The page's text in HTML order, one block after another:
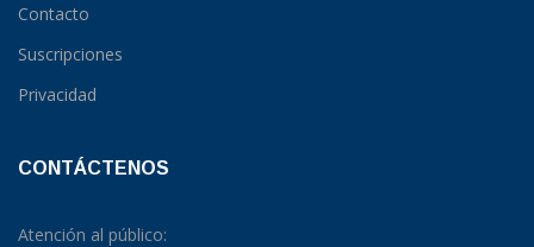
Contacto
Suscripciones
Privacidad
CONTÁCTENOS
Atención al público: